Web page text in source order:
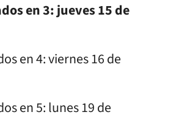
en 3: jueves 15 de
en 4: viernes 16 de
en 5: lunes 19 de